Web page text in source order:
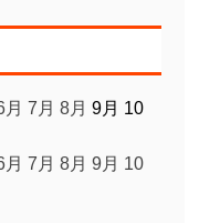
月 7月 8月 9月 10
月 7月 8月 9月 10